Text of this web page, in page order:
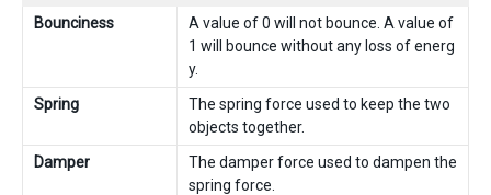
Bounciness
A value of 0 will not bounce. A value of
1 will bounce without any loss of energ
y.
Spring
The spring force used to keep the two
objects together.
Damper
The damper force used to dampen the
spring force.